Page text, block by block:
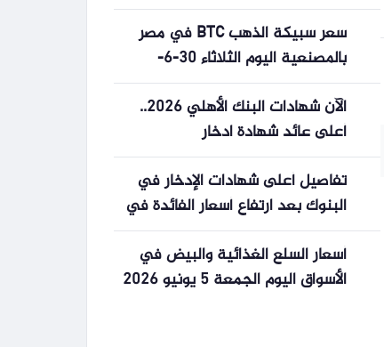
سعر سبيكة الذهب BTC في مصر
بالمصنعية اليوم الثلاثاء 30-6-
2026
الآن شهادات البنك الأهلي 2026..
أعلى عائد شهادة ادخار
تفاصيل أعلى شهادات الإدخار في
البنوك بعد ارتفاع أسعار الفائدة في
برنامج بنكنوت مع أحمد يعقوب
أسعار السلع الغذائية والبيض في
الأسواق اليوم الجمعة 5 يونيو 2026